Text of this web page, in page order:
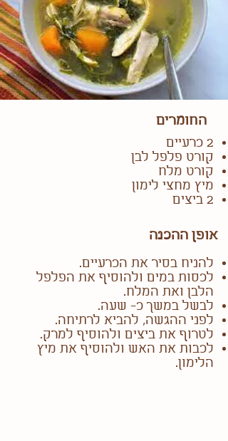
החומרים
2 כרעיים
קורט פלפל לבן
קורט מלח
מיץ מחצי לימון
2 ביצים
אופן ההכנה
להניח בסיר את הכרעיים.
לכסות במים ולהוסיף את הפלפל
הלבן ואת המלח.
לבשל במשך כ- שעה.
לפני ההגשה, להביא לרתיחה.
לטרוף את ביצים ולהוסיף למרק.
לכבות את האש ולהוסיף את מיץ
הלימון.